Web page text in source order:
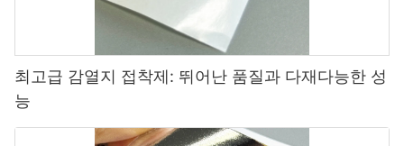
최고급 감열지 접착제: 뛰어난 품질과 다재다능한 성
능